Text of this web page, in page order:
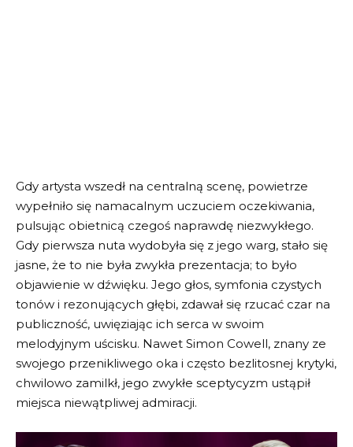
Gdy artysta wszedł na centralną scenę, powietrze
wypełniło się namacalnym uczuciem oczekiwania,
pulsując obietnicą czegoś naprawdę niezwykłego.
Gdy pierwsza nuta wydobyła się z jego warg, stało się
jasne, że to nie była zwykła prezentacja; to było
objawienie w dźwięku. Jego głos, symfonia czystych
tonów i rezonujących głębi, zdawał się rzucać czar na
publiczność, uwięziając ich serca w swoim
melodyjnym uścisku. Nawet Simon Cowell, znany ze
swojego przenikliwego oka i często bezlitosnej krytyki,
chwilowo zamilkł, jego zwykłe sceptycyzm ustąpił
miejsca niewątpliwej admiracji.